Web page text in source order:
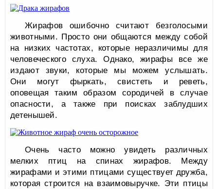
Жирафов ошибочно считают безголосыми
животными. Просто они общаются между собой
на низких частотах, которые неразличимы для
человеческого слуха. Однако, жирафы все же
издают звуки, которые мы можем услышать.
Они могут фыркать, свистеть и реветь,
оповещая таким образом сородичей в случае
опасности, а также при поисках заблудших
детенышей.
Очень часто можно увидеть различных
мелких птиц на спинах жирафов. Между
жирафами и этими птицами существует дружба,
которая строится на взаимовыручке. Эти птицы